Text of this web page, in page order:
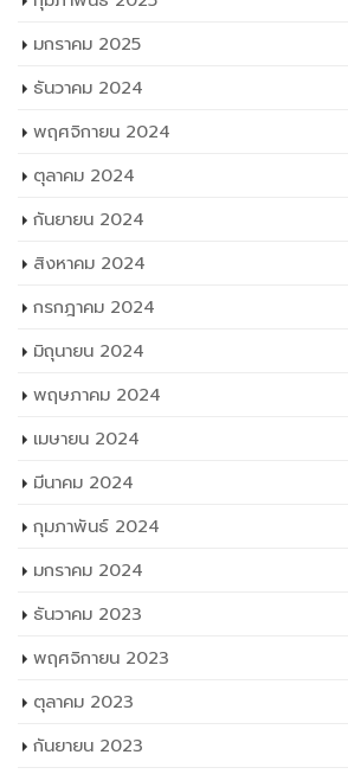
มกราคม 2025
ธันวาคม 2024
พฤศจิกายน 2024
ตุลาคม 2024
กันยายน 2024
สิงหาคม 2024
กรกฎาคม 2024
มิถุนายน 2024
พฤษภาคม 2024
เมษายน 2024
มีนาคม 2024
กุมภาพันธ์ 2024
มกราคม 2024
ธันวาคม 2023
พฤศจิกายน 2023
ตุลาคม 2023
กันยายน 2023